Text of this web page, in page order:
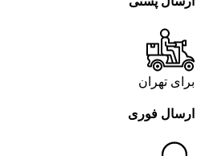
برای تهران
ارسال فوری